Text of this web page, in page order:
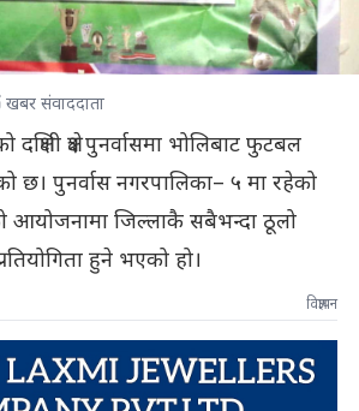
खबर संवाददाता
क्षेत्र पुनर्वासमा भोलिबाट फुटबल
छ। पुनर्वास नगरपालिका– ५ मा रहेको
आयोजनामा जिल्लाकै सबैभन्दा ठूलो
हुने भएको हो।
विज्ञापन